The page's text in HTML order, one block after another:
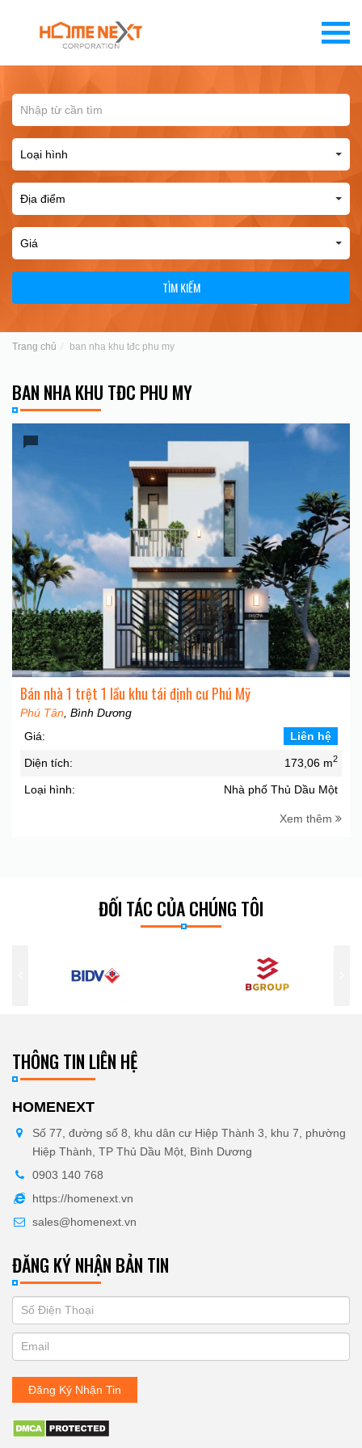
TÌM KIẾM
Trang chủ ban nha khu tđc phu my
BAN NHA KHU TĐC PHU MY
Bán nhà 1 trệt 1 lầu khu tái định cư Phú Mỹ
Phú Tân , Bình Dương
Giá:
Liên hệ
Diện tích: 173,06 m2
Loại hình: Nhà phố Thủ Dầu Một
Xem thêm
ĐỐI TÁC CỦA CHÚNG TÔI
THÔNG TIN LIÊN HỆ
HOMENEXT
Số 77, đường số 8, khu dân cư Hiệp Thành 3, khu 7, phường
Hiệp Thành, TP Thủ Dầu Một, Bình Dương
0903 140 768
https://homenext.vn
sales@homenext.vn
ĐĂNG KÝ NHẬN BẢN TIN
ĐĂNG
KÝ
NHẬN
BẢN
TIN
you
are
human,
leave
this
blank.
Đăng Ký Nhận Tin